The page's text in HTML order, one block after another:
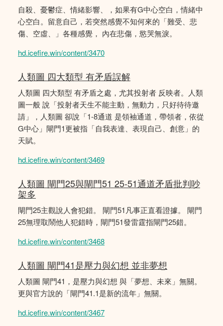
自殺、憂鬱症、情緒影響、，如果有G中心空白，情緒中
心空白。留意自己，若突然感覺不知何來的「難受、悲
傷、空虛、」各種感覺， 內在悲傷，慾哭無淚。
hd.icefire.win/content/3470
人類圖 四大類型 有矛盾誤解
人類圖 四大類型 有矛盾之處，尤其投射者 反映者。人類
圖一般 說「投射者天生不能主動，無動力，只好待待邀
請」，人類圖 卻說「1-8通道 是領袖通道，帶領者，依從
G中心」閘門1更被指「自我表達、表現自己、創意」的
天賦。
hd.icefire.win/content/3469
人類圖 閘門25與閘門51 25-51通道矛盾批判吵
架多
閘門25主觀說人會犯錯。 閘門51凡事正直看證據。 閘門
25無理取鬧他人犯錯時，閘門51發雷霆指閘門25錯。
hd.icefire.win/content/3468
人類圖 閘門41是壓力與幻想 並非夢想
人類圖 閘門41，是壓力與幻想 與「夢想、未來」無關。
更與官方說的「閘門41.1是新的流年」無關。
hd.icefire.win/content/3467